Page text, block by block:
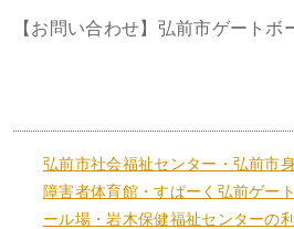
【お問い合わせ】弘前市ゲート
弘前市社会福祉センター・弘前市
障害者体育館・すぱーく弘前ゲー
ール場・岩木保健福祉センターの